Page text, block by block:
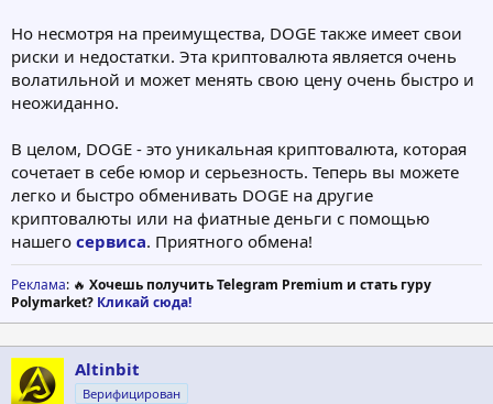
Но несмотря на преимущества, DOGE также имеет свои
риски и недостатки. Эта криптовалюта является очень
волатильной и может менять свою цену очень быстро и
неожиданно.
В целом, DOGE - это уникальная криптовалюта, которая
сочетает в себе юмор и серьезность. Теперь вы можете
легко и быстро обменивать DOGE на другие
криптовалюты или на фиатные деньги с помощью
нашего сервиса. Приятного обмена!
Реклама: 🔥 Хочешь получить Telegram Premium и стать гуру
Polymarket? Кликай сюда!
Altinbit
Верифицирован